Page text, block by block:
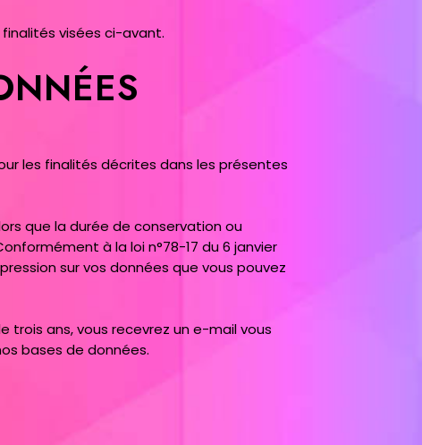
visées ci-avant.
les finalités décrites dans les présentes
que la durée de conservation ou
à la loi n°78-17 du 6 janvier
sur vos données que vous pouvez
trois ans, vous recevrez un e-mail vous
bases de données.